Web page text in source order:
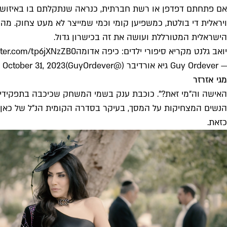
אם פתחתם דפדפן או רשת חברתית, כנראה שנתקלתם בו
ויראלית די בולטת, כמשפיען קומי וכמי שמייצר לא מעט צחוק.
הישראלית המטורללת ועושה את זה בכישרון גדול.
יואב גלנט מקריא סיפורי ילדים: כיפה אדומהtp6jXNzZB0
— Guy Ordever גיא אורדיבר (@GuyOrdever)
October 31, 2023
מגי אזרזר
האישה וה"מי זאת?". כוכבת ענק בשמי המשחק שכיכבה
כזאת.